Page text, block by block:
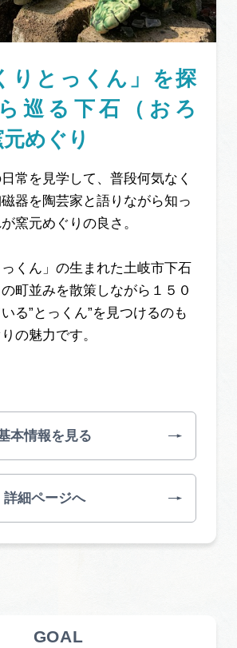
りとっくん」を探
巡る下石（おろ
めぐり
常を見学して、普段何気なく
器を陶芸家と語りながら知っ
窯元めぐりの良さ。
っくん」の生まれた土岐市下石
町並みを散策しながら１５０
る”とっくん”を見つけるのも
の魅力です。
本情報を見る
詳細ページへ
GOAL